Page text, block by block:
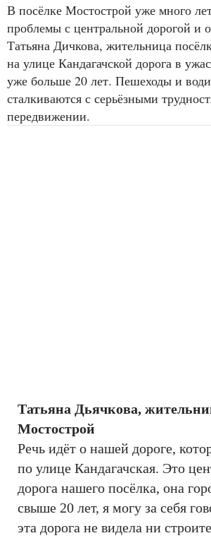
В посёлке Мостострой уже много
проблемы с центральной дорогой и
Татьяна Дичкова, жительница
на улице Кандагачской дорога в
уже больше 20 лет. Пешеходы и
сталкиваются с серьёзными
передвижении.
Татьяна Дьячкова,
Мостострой
Речь идёт о нашей дороге,
по улице Кандагачская. Это
дорога нашего посёлка, она
свыше 20 лет, я могу за себя
эта дорога не видела ни